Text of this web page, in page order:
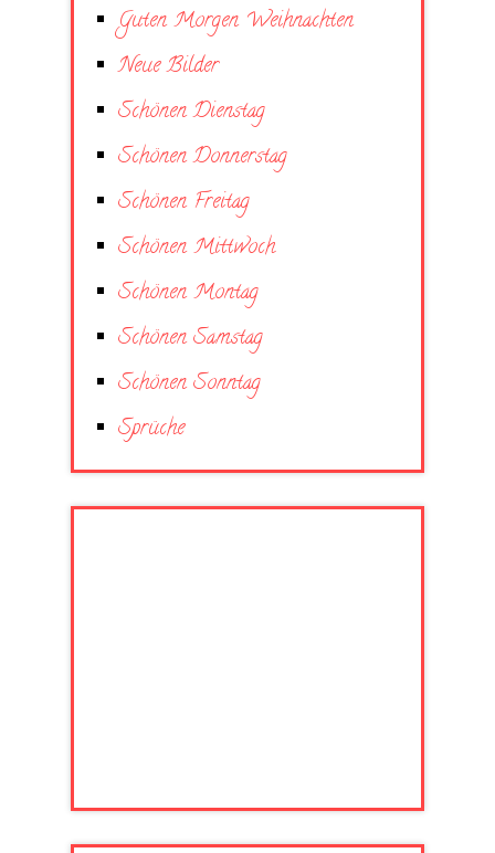
Guten Morgen Weihnachten
Neue Bilder
Schönen Dienstag
Schönen Donnerstag
Schönen Freitag
Schönen Mittwoch
Schönen Montag
Schönen Samstag
Schönen Sonntag
Sprüche